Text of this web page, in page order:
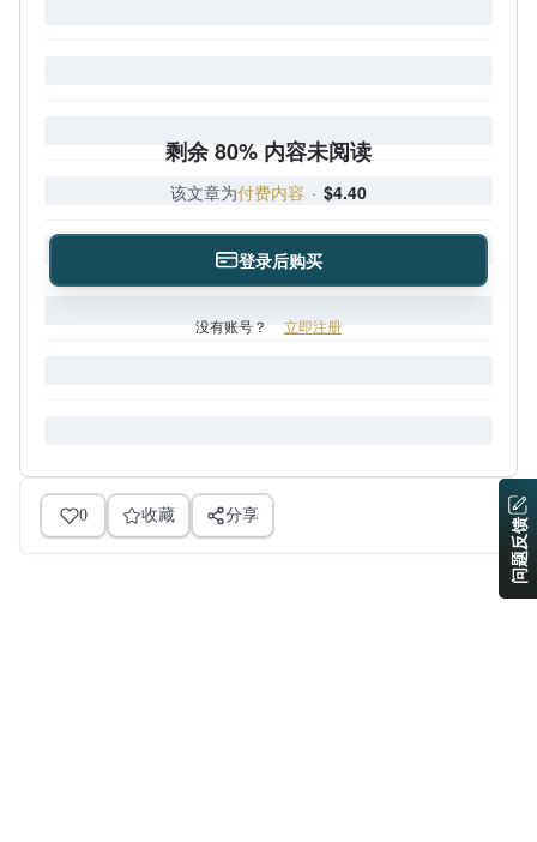
剩余 80% 内容未阅读
该文章为付费内容 · $4.40
登录后购买
没有账号？ 立即注册
0 收藏 分享
问题反馈